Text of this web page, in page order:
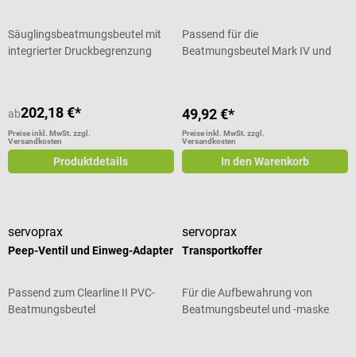
Säuglingsbeatmungsbeutel mit
integrierter Druckbegrenzung
ab202,18 €*
Preise inkl. MwSt. zzgl.
Versandkosten
Produktdetails
Passend für die
Beatmungsbeutel Mark IV und
49,92 €*
Preise inkl. MwSt. zzgl.
Versandkosten
In den Warenkorb
servoprax
Peep-Ventil und Einweg-Adapter
Passend zum Clearline II PVC-
Beatmungsbeutel
servoprax
Transportkoffer
Für die Aufbewahrung von
Beatmungsbeutel und -maske